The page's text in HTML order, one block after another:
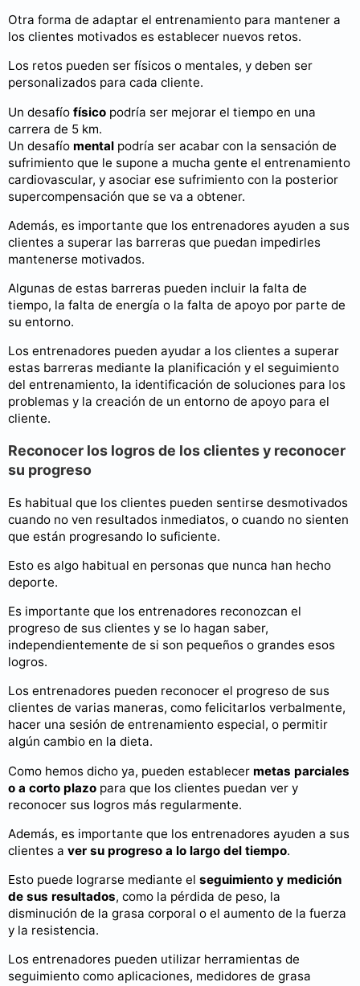
Otra forma de adaptar el entrenamiento para mantener a
los clientes motivados es establecer nuevos retos.
Los retos pueden ser físicos o mentales, y deben ser
personalizados para cada cliente.
Un desafío físico podría ser mejorar el tiempo en una
carrera de 5 km.
Un desafío mental podría ser acabar con la sensación de
sufrimiento que le supone a mucha gente el entrenamiento
cardiovascular, y asociar ese sufrimiento con la posterior
supercompensación que se va a obtener.
Además, es importante que los entrenadores ayuden a sus
clientes a superar las barreras que puedan impedirles
mantenerse motivados.
Algunas de estas barreras pueden incluir la falta de
tiempo, la falta de energía o la falta de apoyo por parte de
su entorno.
Los entrenadores pueden ayudar a los clientes a superar
estas barreras mediante la planificación y el seguimiento
del entrenamiento, la identificación de soluciones para los
problemas y la creación de un entorno de apoyo para el
cliente.
Reconocer los logros de los clientes y reconocer
su progreso
Es habitual que los clientes pueden sentirse desmotivados
cuando no ven resultados inmediatos, o cuando no sienten
que están progresando lo suficiente.
Esto es algo habitual en personas que nunca han hecho
deporte.
Es importante que los entrenadores reconozcan el
progreso de sus clientes y se lo hagan saber,
independientemente de si son pequeños o grandes esos
logros.
Los entrenadores pueden reconocer el progreso de sus
clientes de varias maneras, como felicitarlos verbalmente,
hacer una sesión de entrenamiento especial, o permitir
algún cambio en la dieta.
Como hemos dicho ya, pueden establecer metas parciales
o a corto plazo para que los clientes puedan ver y
reconocer sus logros más regularmente.
Además, es importante que los entrenadores ayuden a sus
clientes a ver su progreso a lo largo del tiempo.
Esto puede lograrse mediante el seguimiento y medición
de sus resultados, como la pérdida de peso, la
disminución de la grasa corporal o el aumento de la fuerza
y la resistencia.
Los entrenadores pueden utilizar herramientas de
seguimiento como aplicaciones, medidores de grasa